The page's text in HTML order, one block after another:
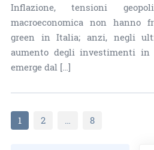
Inflazione, tensioni
macroeconomica non hanno
green in Italia; anzi, negli
aumento degli investimenti
emerge dal […]
1 2 … 8